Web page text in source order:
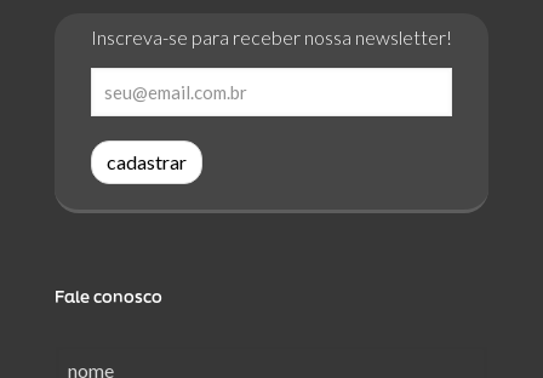
Inscreva-se para receber nossa newsletter!
cadastrar
Fale conosco